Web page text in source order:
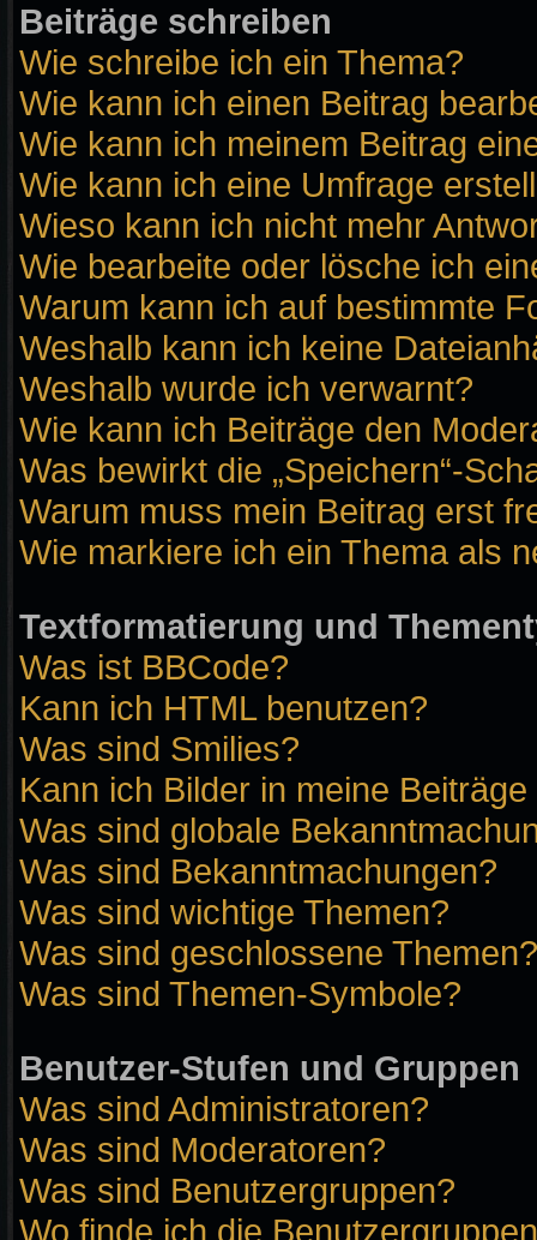
Beiträge schreiben
Wie schreibe ich ein Thema?
Wie kann ich einen Beitrag
Wie kann ich meinem Beitrag
Wie kann ich eine Umfrage
Wieso kann ich nicht mehr
Wie bearbeite oder lösche ich
Warum kann ich auf bestimmte
Weshalb kann ich keine
Weshalb wurde ich verwarnt?
Wie kann ich Beiträge den
Was bewirkt die „Speichern“-
Warum muss mein Beitrag erst
Wie markiere ich ein Thema als
Textformatierung und
Was ist BBCode?
Kann ich HTML benutzen?
Was sind Smilies?
Kann ich Bilder in meine
Was sind globale
Was sind Bekanntmachungen?
Was sind wichtige Themen?
Was sind geschlossene Themen?
Was sind Themen-Symbole?
Benutzer-Stufen und Gruppen
Was sind Administratoren?
Was sind Moderatoren?
Was sind Benutzergruppen?
Wo finde ich die